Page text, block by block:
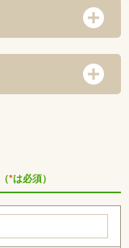
（*は必須）